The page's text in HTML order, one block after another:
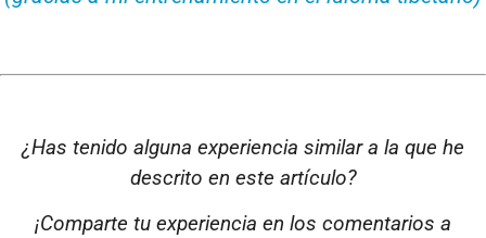
¿Has tenido alguna experiencia similar a la que he
descrito en este artículo?
¡Comparte tu experiencia en los comentarios a